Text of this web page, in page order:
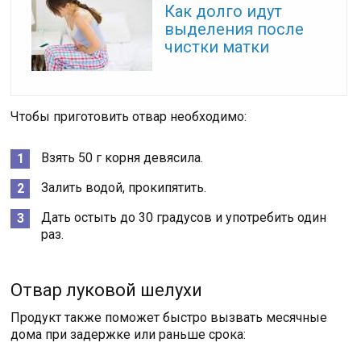
Как долго идут
выделения после
чистки матки
Чтобы приготовить отвар необходимо:
Взять 50 г корня девясила.
Залить водой, прокипятить.
Дать остыть до 30 градусов и употребить один
раз.
Отвар луковой шелухи
Продукт также поможет быстро вызвать месячные
дома при задержке или раньше срока: